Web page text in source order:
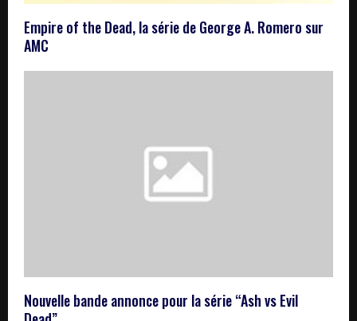
Empire of the Dead, la série de George A. Romero sur
AMC
Nouvelle bande annonce pour la série “Ash vs Evil